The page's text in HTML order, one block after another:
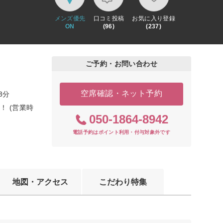
メンズ優先
ON
口コミ投稿
(96)
お気に入り登録
(237)
分
(営業時
ご予約・お問い合わせ
空席確認・ネット予約
050-1864-8942
電話予約はポイント利用・付与対象外です
地図・アクセス こだわり特集